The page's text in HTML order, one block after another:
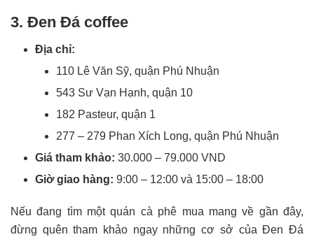
3. Đen Đá coffee
Địa chỉ:
110 Lê Văn Sỹ, quận Phú Nhuận
543 Sư Vạn Hạnh, quận 10
182 Pasteur, quận 1
277 – 279 Phan Xích Long, quận Phú Nhuận
Giá tham khảo: 30.000 – 79.000 VND
Giờ giao hàng: 9:00 – 12:00 và 15:00 – 18:00
Nếu đang tìm một quán cà phê mua mang về gần đây,
đừng quên tham khảo ngay những cơ sở của Đen Đá